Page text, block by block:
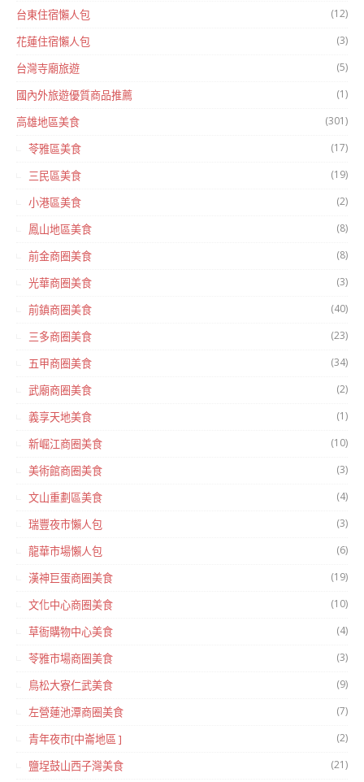
台東住宿懶人包 (12)
花蓮住宿懶人包 (3)
台灣寺廟旅遊 (5)
國內外旅遊優質商品推薦 (1)
高雄地區美食 (301)
苓雅區美食 (17)
三民區美食 (19)
小港區美食 (2)
鳳山地區美食 (8)
前金商圈美食 (8)
光華商圈美食 (3)
前鎮商圈美食 (40)
三多商圈美食 (23)
五甲商圈美食 (34)
武廟商圈美食 (2)
義享天地美食 (1)
新崛江商圈美食 (10)
美術館商圈美食 (3)
文山重劃區美食 (4)
瑞豐夜市懶人包 (3)
龍華市場懶人包 (6)
漢神巨蛋商圈美食 (19)
文化中心商圈美食 (10)
草衙購物中心美食 (4)
苓雅市場商圈美食 (3)
鳥松大寮仁武美食 (9)
左營蓮池潭商圈美食 (7)
青年夜市[中崙地區 ] (2)
鹽埕鼓山西子灣美食 (21)